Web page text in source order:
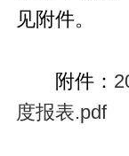
见附件。
附件：
度报表.pdf